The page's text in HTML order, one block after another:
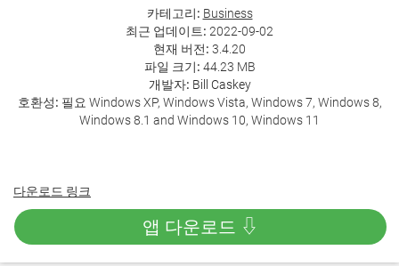
카테고리: Business
최근 업데이트: 2022-09-02
현재 버전: 3.4.20
파일 크기: 44.23 MB
개발자: Bill Caskey
호환성: 필요 Windows XP, Windows Vista, Windows 7, Windows 8,
Windows 8.1 and Windows 10, Windows 11
다운로드 링크
앱 다운로드 ⇩